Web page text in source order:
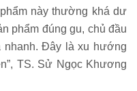
này thường khá dư
phẩm đúng gu, chủ đầu
nhanh. Đây là xu hướng
TS. Sử Ngọc Khương